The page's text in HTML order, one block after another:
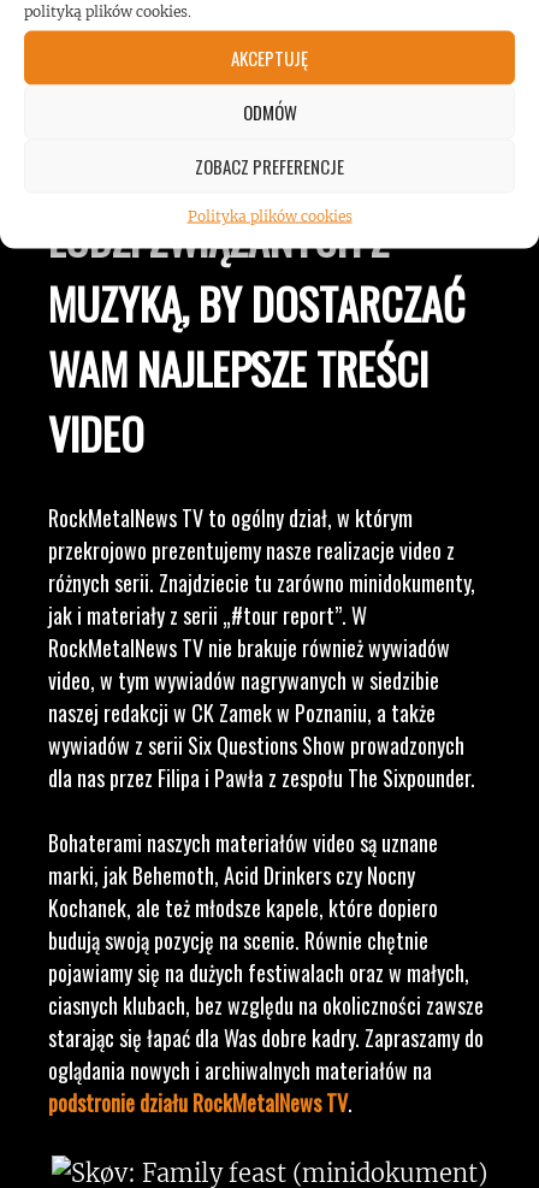
polityką plików cookies.
AKCEPTUJĘ
ODMÓW
ZOBACZ PREFERENCJE
Polityka plików cookies
JESTEŚMY BLISKO
ZESPOŁÓW, KONCERTÓW I
LUDZI ZWIĄZANYCH Z
MUZYKĄ, BY DOSTARCZAĆ
WAM NAJLEPSZE TREŚCI
VIDEO
RockMetalNews TV to ogólny dział, w którym
przekrojowo prezentujemy nasze realizacje video z
różnych serii. Znajdziecie tu zarówno minidokumenty,
jak i materiały z serii „#tour report”. W
RockMetalNews TV nie brakuje również wywiadów
video, w tym wywiadów nagrywanych w siedzibie
naszej redakcji w CK Zamek w Poznaniu, a także
wywiadów z serii Six Questions Show prowadzonych
dla nas przez Filipa i Pawła z zespołu The Sixpounder.
Bohaterami naszych materiałów video są uznane
marki, jak Behemoth, Acid Drinkers czy Nocny
Kochanek, ale też młodsze kapele, które dopiero
budują swoją pozycję na scenie. Równie chętnie
pojawiamy się na dużych festiwalach oraz w małych,
ciasnych klubach, bez względu na okoliczności zawsze
starając się łapać dla Was dobre kadry. Zapraszamy do
oglądania nowych i archiwalnych materiałów na
podstronie działu RockMetalNews TV.